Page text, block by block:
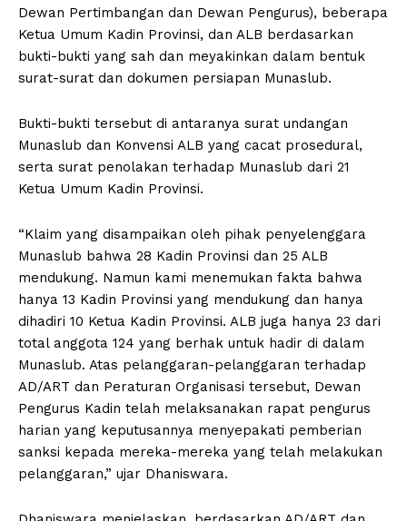
Dewan Pertimbangan dan Dewan Pengurus), beberapa
Ketua Umum Kadin Provinsi, dan ALB berdasarkan
bukti-bukti yang sah dan meyakinkan dalam bentuk
surat-surat dan dokumen persiapan Munaslub.
Bukti-bukti tersebut di antaranya surat undangan
Munaslub dan Konvensi ALB yang cacat prosedural,
serta surat penolakan terhadap Munaslub dari 21
Ketua Umum Kadin Provinsi.
“Klaim yang disampaikan oleh pihak penyelenggara
Munaslub bahwa 28 Kadin Provinsi dan 25 ALB
mendukung. Namun kami menemukan fakta bahwa
hanya 13 Kadin Provinsi yang mendukung dan hanya
dihadiri 10 Ketua Kadin Provinsi. ALB juga hanya 23 dari
total anggota 124 yang berhak untuk hadir di dalam
Munaslub. Atas pelanggaran-pelanggaran terhadap
AD/ART dan Peraturan Organisasi tersebut, Dewan
Pengurus Kadin telah melaksanakan rapat pengurus
harian yang keputusannya menyepakati pemberian
sanksi kepada mereka-mereka yang telah melakukan
pelanggaran,” ujar Dhaniswara.